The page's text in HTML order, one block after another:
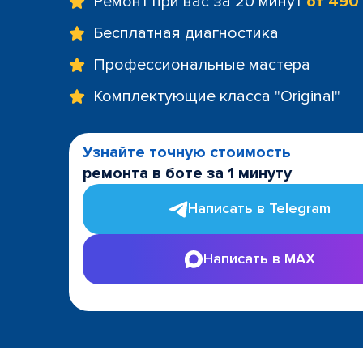
Бесплатная диагностика
Профессиональные мастера
Комплектующие класса "Original"
Узнайте точную стоимость
ремонта в боте за 1 минуту
Написать в Telegram
Написать в MAX